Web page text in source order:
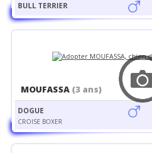
BULL TERRIER
MOUFASSA (3 ans)
DOGUE
CROISE BOXER